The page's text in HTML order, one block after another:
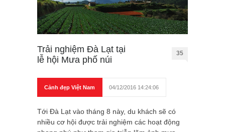
Trải nghiệm Đà Lạt tại
lễ hội Mưa phố núi
35
Cảnh đẹp Việt Nam 04/12/2016 14:24:06
Tới Đà Lạt vào tháng 8 này, du khách sẽ có
nhiều cơ hội được trải nghiệm các hoạt động